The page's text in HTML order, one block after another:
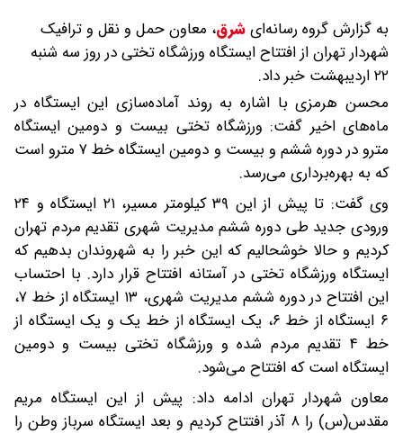
به گزارش گروه رسانه‌ایشرق، معاون حمل و نقل و ترافیک
شهردار تهران از افتتاح ایستگاه ورزشگاه تختی در روز سه شنبه
۲۲ اردیبهشت خبر داد.
محسن هرمزی با اشاره به روند آماده‌سازی این ایستگاه در
ماه‌های اخیر گفت: ورزشگاه تختی بیست و دومین ایستگاه
مترو در دوره ششم و بیست و دومین ایستگاه خط ۷ مترو است
که به بهره‌برداری می‌رسد.
وی گفت: تا پیش از این ۳۹ کیلومتر مسیر، ۲۱ ایستگاه و ۲۴
ورودی جدید طی دوره ششم مدیریت شهری تقدیم مردم تهران
کردیم و حالا خوشحالیم که این خبر را به شهروندان بدهیم که
ایستگاه ورزشگاه تختی در آستانه افتتاح قرار دارد. با احتساب
این افتتاح در دوره ششم مدیریت شهری، ۱۳ ایستگاه از خط ۷،
۶ ایستگاه از خط ۶، یک ایستگاه از خط یک و یک ایستگاه از
خط ۴ تقدیم مردم شده و ورزشگاه تختی بیست و دومین
ایستگاه است که افتتاح می‌شود.
معاون شهردار تهران ادامه داد: پیش از این ایستگاه مریم
مقدس(س) را ۸ آذر افتتاح کردیم و بعد ایستگاه سرباز وطن را